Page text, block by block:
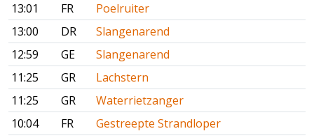
13:01
FR
Poelruiter
13:00
DR
Slangenarend
12:59
GE
Slangenarend
11:25
GR
Lachstern
11:25
GR
Waterrietzanger
10:04
FR
Gestreepte Strandloper